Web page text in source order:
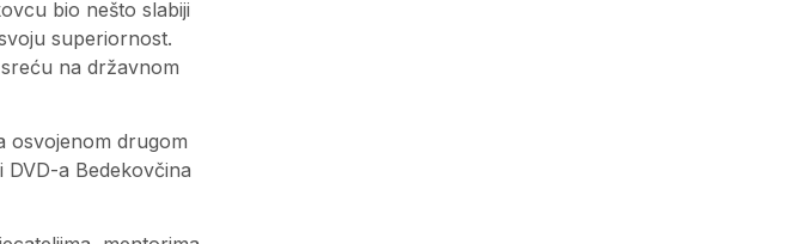
bio nešto slabiji
superiornost.
na državnom
osvojenom drugom
a Bedekovčina